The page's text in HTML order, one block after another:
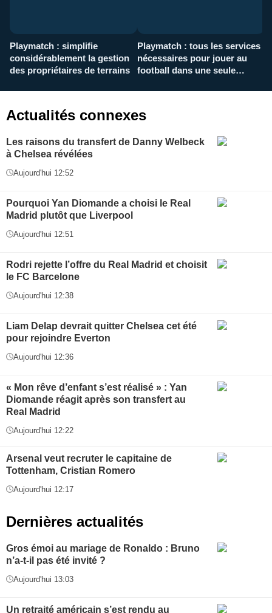
Playmatch : simplifie
considérablement la gestion
des propriétaires de terrains
Playmatch : tous les services
nécessaires pour jouer au
football dans une seule
Actualités connexes
Les raisons du transfert de Danny Welbeck
à Chelsea révélées
Aujourd'hui 12:52
Pourquoi Yan Diomande a choisi le Real
Madrid plutôt que Liverpool
Aujourd'hui 12:51
Rodri rejette l’offre du Real Madrid et choisit
le FC Barcelone
Aujourd'hui 12:38
Liam Delap devrait quitter Chelsea cet été
pour rejoindre Everton
Aujourd'hui 12:36
« Mon rêve d’enfant s’est réalisé » : Yan
Diomande réagit après son transfert au
Real Madrid
Aujourd'hui 12:22
Arsenal veut recruter le capitaine de
Tottenham, Cristian Romero
Aujourd'hui 12:17
Dernières actualités
Gros émoi au mariage de Ronaldo : Bruno
n’a-t-il pas été invité ?
Aujourd'hui 13:03
Un retraité américain s’est rendu au